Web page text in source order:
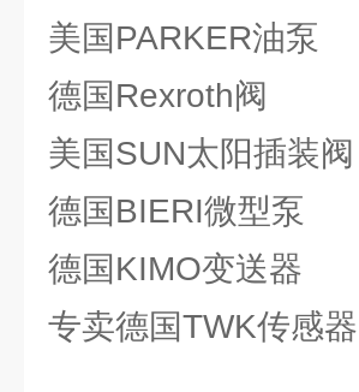
美国PARKER油泵
德国Rexroth阀
美国SUN太阳插装阀
德国BIERI微型泵
德国KIMO变送器
专卖德国TWK传感器